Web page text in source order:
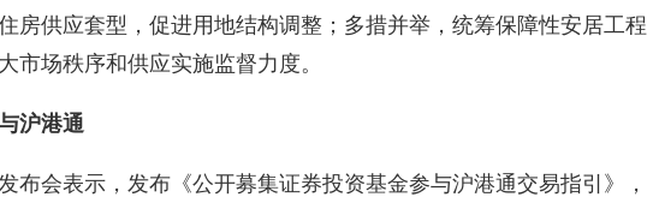
房供应套型，促进用地结构调整；多措并举，统筹保障性安居工程
市场秩序和供应实施监督力度。
沪港通
布会表示，发布《公开募集证券投资基金参与沪港通交易指引》，